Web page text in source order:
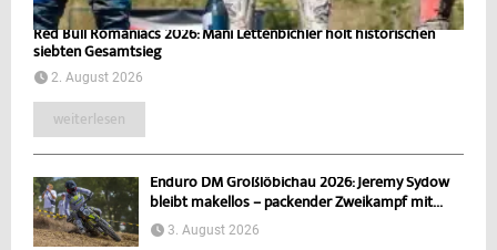
Red Bull Romaniacs 2026: Mani Lettenbichler holt historischen
siebten Gesamtsieg
2. August 2026
weiterlesen
Enduro DM Großlöbichau 2026: Jeremy Sydow
bleibt makellos – packender Zweikampf mit...
3. August 2026